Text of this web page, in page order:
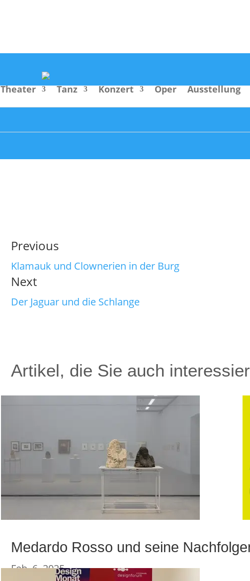
Theater Tanz Konzert Oper Ausstellung
Previous
Klamauk und Clownerien in der Burg
Next
Der Jaguar und die Schlange
Artikel, die Sie auch
Medardo Rosso und seine
Feb. 6, 2025